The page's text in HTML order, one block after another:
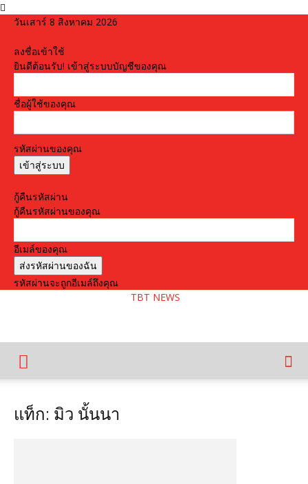
วันเสาร์ 8 สิงหาคม 2026
ลงชื่อเข้าใช้
ยินดีต้อนรับ! เข้าสู่ระบบบัญชีของคุณ
ชื่อผู้ใช้ของคุณ
รหัสผ่านของคุณ
กู้คืนรหัสผ่าน
กู้คืนรหัสผ่านของคุณ
อีเมล์ของคุณ
รหัสผ่านจะถูกอีเมล์ถึงคุณ
TBT NEWS
แท็ก: มิว นั้นนา